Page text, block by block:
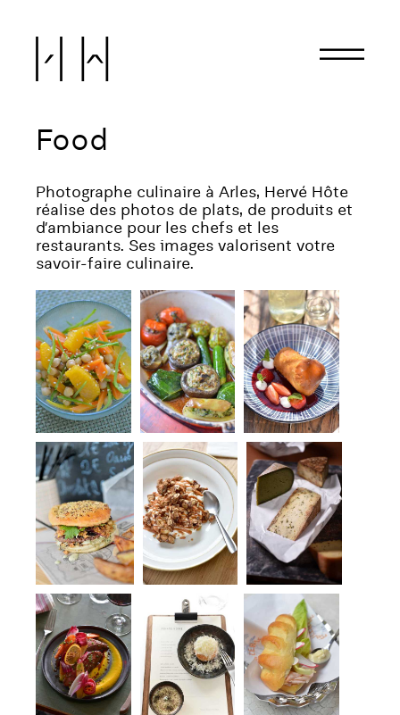
Hervé Hôte
Food
Photographe culinaire à Arles, Hervé Hôte
réalise des photos de plats, de produits et
d’ambiance pour les chefs et les
restaurants. Ses images valorisent votre
savoir-faire culinaire.